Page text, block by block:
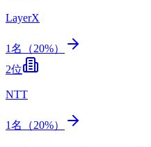
LayerX
1名（20%）
2位
NTT
1名（20%）